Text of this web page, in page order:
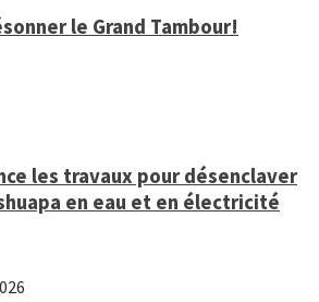
le Grand Tambour!
les travaux pour désenclaver
en eau et en électricité